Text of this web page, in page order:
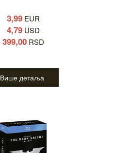
3,99 EUR
4,79 USD
399,00 RSD
Више детаља